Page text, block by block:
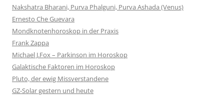
Nakshatra Bharani, Purva Phalguni, Purva Ashada (Venus)
Ernesto Che Guevara
Mondknotenhoroskop in der Praxis
Frank Zappa
Michael J.Fox – Parkinson im Horoskop
Galaktische Faktoren im Horoskop
Pluto, der ewig Missverstandene
GZ-Solar gestern und heute